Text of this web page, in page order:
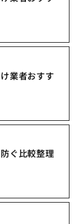
業者おすす
ぐ比較整理